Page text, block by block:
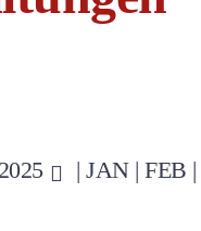
2025 | JAN| FEB |